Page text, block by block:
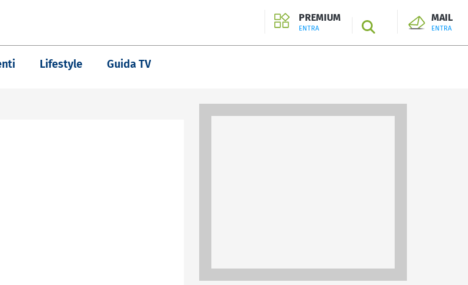
PREMIUM
ENTRA SEARCH
MAIL
ENTRA
Lifestyle Guida TV